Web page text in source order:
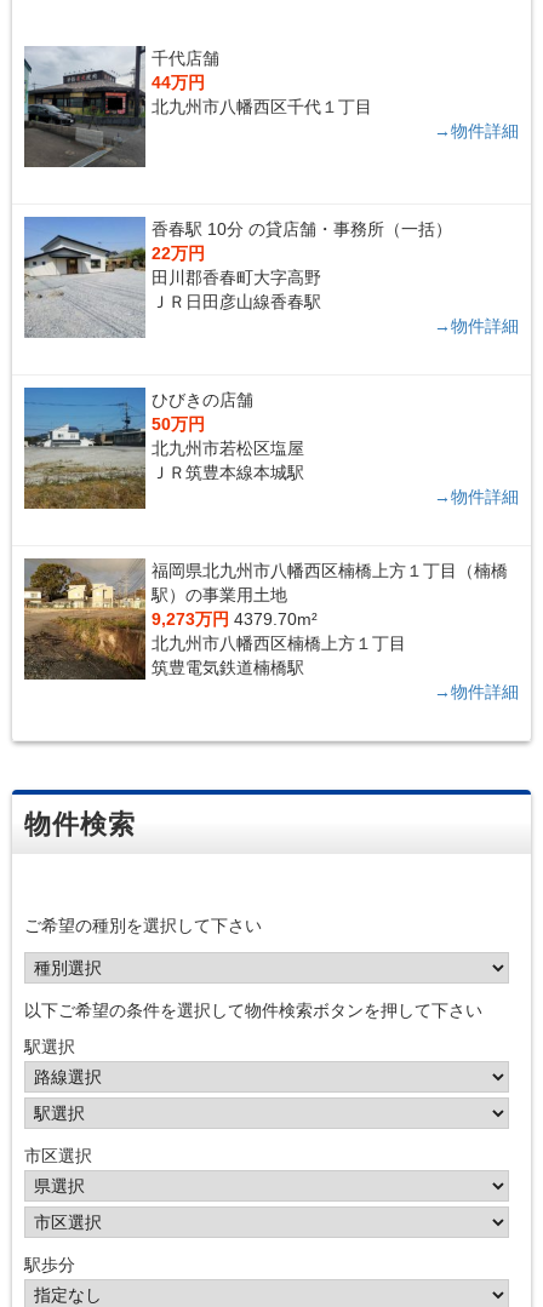
シ
ョ
ン
千代店舗
44万円
北九州市八幡西区千代１丁目
→物件詳細
香春駅 10分 の貸店舗・事務所（一括）
22万円
田川郡香春町大字高野
ＪＲ日田彦山線香春駅
→物件詳細
ひびきの店舗
50万円
北九州市若松区塩屋
ＪＲ筑豊本線本城駅
→物件詳細
福岡県北九州市八幡西区楠橋上方１丁目（楠橋
駅）の事業用土地
9,273万円 4379.70m²
北九州市八幡西区楠橋上方１丁目
筑豊電気鉄道楠橋駅
→物件詳細
物件検索
ご希望の種別を選択して下さい
以下ご希望の条件を選択して物件検索ボタンを押して下さい
駅選択
市区選択
駅歩分